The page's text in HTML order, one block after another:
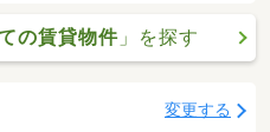
の賃貸物件 」を探す
変更する